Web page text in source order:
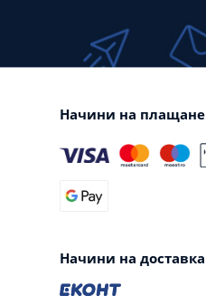
Начини на плащане
Начини на доставка